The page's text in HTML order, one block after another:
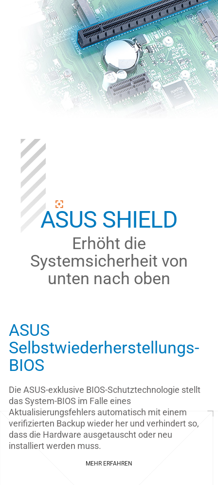
ASUS SHIELD
Erhöht die
Systemsicherheit von
unten nach oben
ASUS
Selbstwiederherstellungs-
BIOS
Die ASUS-exklusive BIOS-Schutztechnologie stellt
das System-BIOS im Falle eines
Aktualisierungsfehlers automatisch mit einem
verifizierten Backup wieder her und verhindert so,
dass die Hardware ausgetauscht oder neu
installiert werden muss.
MEHR ERFAHREN